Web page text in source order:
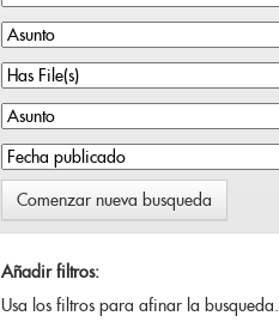
Comenzar nueva busqueda
Añadir filtros:
Usa los filtros para afinar la busqueda.